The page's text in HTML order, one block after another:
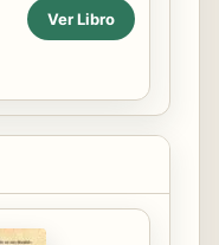
Ver Libro